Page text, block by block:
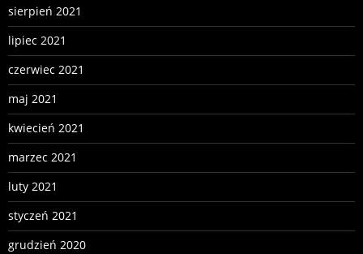
sierpień 2021
lipiec 2021
czerwiec 2021
maj 2021
kwiecień 2021
marzec 2021
luty 2021
styczeń 2021
grudzień 2020